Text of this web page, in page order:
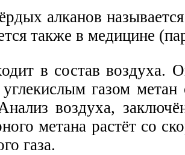
алканов
также в медицине
в состав воздуха.
газом
воздуха,
метана растёт со
газа.